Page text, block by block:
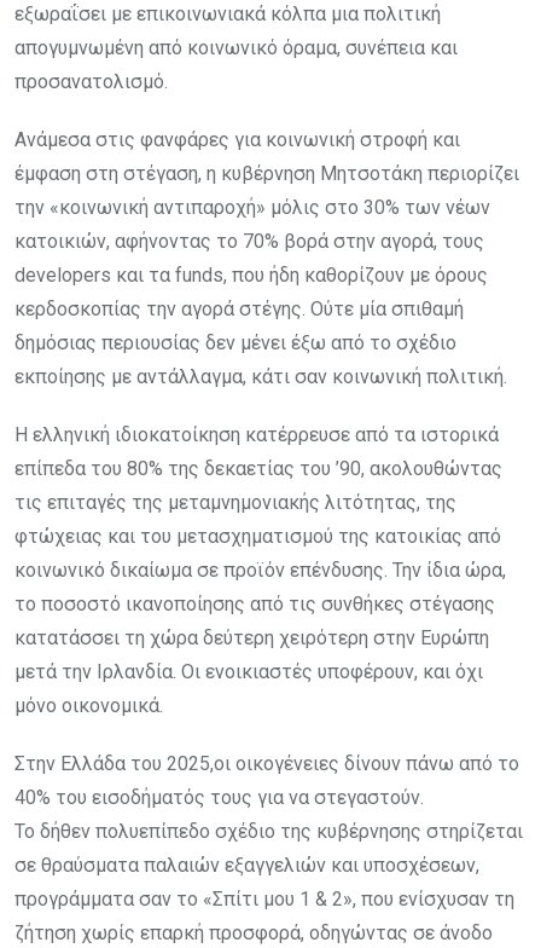
εξωραΐσει με επικοινωνιακά κόλπα μια πολιτική
απογυμνωμένη από κοινωνικό όραμα, συνέπεια και
προσανατολισμό.
Ανάμεσα στις φανφάρες για κοινωνική στροφή και
έμφαση στη στέγαση, η κυβέρνηση Μητσοτάκη περιορίζει
την «κοινωνική αντιπαροχή» μόλις στο 30% των νέων
κατοικιών, αφήνοντας το 70% βορά στην αγορά, τους
developers και τα funds, που ήδη καθορίζουν με όρους
κερδοσκοπίας την αγορά στέγης. Ούτε μία σπιθαμή
δημόσιας περιουσίας δεν μένει έξω από το σχέδιο
εκποίησης με αντάλλαγμα, κάτι σαν κοινωνική πολιτική.
Η ελληνική ιδιοκατοίκηση κατέρρευσε από τα ιστορικά
επίπεδα του 80% της δεκαετίας του ’90, ακολουθώντας
τις επιταγές της μεταμνημονιακής λιτότητας, της
φτώχειας και του μετασχηματισμού της κατοικίας από
κοινωνικό δικαίωμα σε προϊόν επένδυσης. Την ίδια ώρα,
το ποσοστό ικανοποίησης από τις συνθήκες στέγασης
κατατάσσει τη χώρα δεύτερη χειρότερη στην Ευρώπη
μετά την Ιρλανδία. Οι ενοικιαστές υποφέρουν, και όχι
μόνο οικονομικά.
Στην Ελλάδα του 2025,οι οικογένειες δίνουν πάνω από το
40% του εισοδήματός τους για να στεγαστούν.
Το δήθεν πολυεπίπεδο σχέδιο της κυβέρνησης στηρίζεται
σε θραύσματα παλαιών εξαγγελιών και υποσχέσεων,
προγράμματα σαν το «Σπίτι μου 1 & 2», που ενίσχυσαν τη
ζήτηση χωρίς επαρκή προσφορά, οδηγώντας σε άνοδο